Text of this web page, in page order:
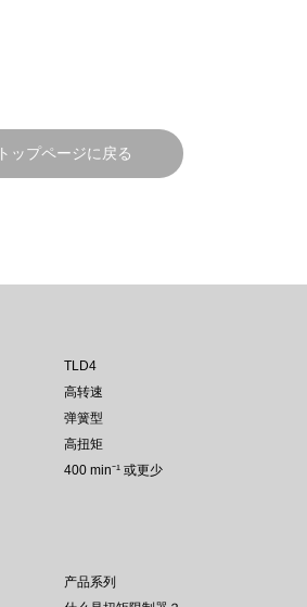
トップページに戻る
TLD4
高转速
弹簧型
高扭矩
400 min⁻¹ 或更少
产品系列